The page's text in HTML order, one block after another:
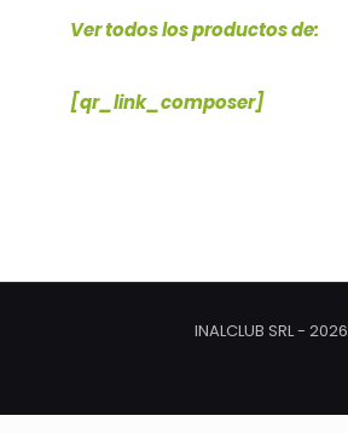
Ver todos los productos de:
[qr_link_composer]
INALCLUB SRL - 2026